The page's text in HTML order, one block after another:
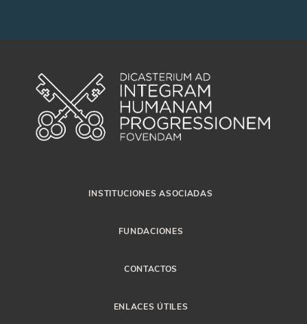
INSTITUCIONES ASOCIADAS
FUNDACIONES
CONTACTOS
ENLACES ÚTILES